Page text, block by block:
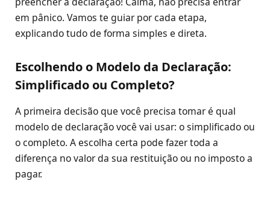
em pânico. Vamos te guiar por cada etapa,
explicando tudo de forma simples e direta.
Escolhendo o Modelo da Declaração:
Simplificado ou Completo?
A primeira decisão que você precisa tomar é qual
modelo de declaração você vai usar: o simplificado ou
o completo. A escolha certa pode fazer toda a
diferença no valor da sua restituição ou no imposto a
pagar.